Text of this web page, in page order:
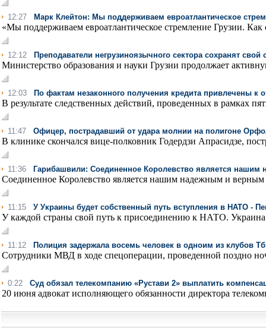
12:27 Марк Клейтон: Мы поддерживаем евроатлантическое
«Мы поддерживаем евроатлантическое стремление Грузии.
12:12 Преподаватели негрузиноязычного сектора сохранят
Министерство образования и науки Грузии продолжает
12:03 По фактам незаконного получения кредита привлечены к
В результате следственных действий, проведенных в рамках
11:47 Офицер, пострадавший от удара молнии на полигоне
В клинике скончался вице-полковник Годердзи Апрасидзе,
11:36 Гарибашвили: Соединенное Королевство является
Соединенное Королевство является нашим надежным и верным
11:15 У Украины будет собственный путь вступления в НАТО -
У каждой страны свой путь к присоединению к НАТО. Украина
11:12 Полиция задержала восемь человек в одноим из клубов
Сотрудники МВД в ходе спецоперации, проведенной поздно
0:22 Суд обязал телекомпанию «Рустави 2» выплатить
20 июня адвокат исполняющего обязанности директора